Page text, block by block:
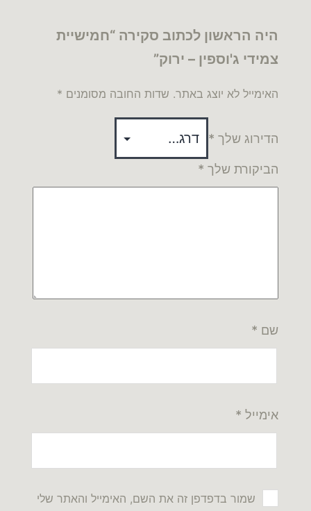
היה הראשון לכתוב סקירה “חמישיית
צמידי ג'וספין – ירוק”
האימייל לא יוצג באתר. שדות החובה מסומנים *
הדירוג שלך *
הביקורת שלך *
שם *
אימייל *
שמור בדפדפן זה את השם, האימייל והאתר שלי